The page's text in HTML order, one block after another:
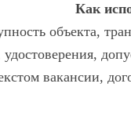
Как
объекта,
вакансии,